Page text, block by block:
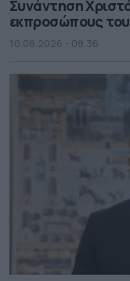
Συνάντηση
εκπροσώπους του
10.08.2026 - 08.36